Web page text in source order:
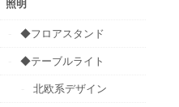
照明
◆フロアスタンド
◆テーブルライト
北欧系デザイン